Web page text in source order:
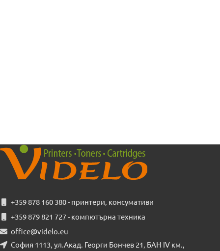
+359 878 160 380 - принтери, консумативи
+359 879 821 727 - компютърна техника
office@videlo.eu
София 1113, ул.Акад. Георги Бончев 21, БАН IV км.,